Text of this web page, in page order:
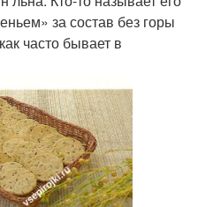
за состав без горы
часто бывает в